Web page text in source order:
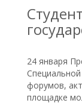
24 января
форумов,
площадке